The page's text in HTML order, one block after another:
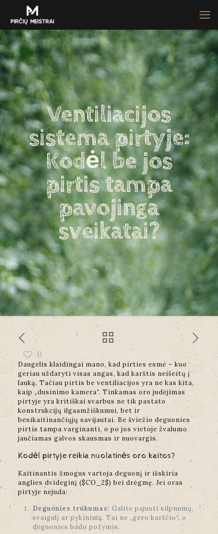
Ventiliacijos
sistema pirtyje:
Kodėl be jos
pirtis tampa
pavojinga
sveikatai?
0
Daugelis klaidingai mano, kad pirties esmė – kuo
geriau uždaryti visas angas, kad karštis neišeitų į
lauką. Tačiau pirtis be ventiliacijos yra ne kas kita,
kaip „dusinimo kamera“. Tinkamas oro judėjimas
pirtyje yra kritiškai svarbus ne tik pastato
konstrukcijų ilgaamžiškumui, bet ir
besikaitinančiųjų savijautai. Be šviežio deguonies
pirtis tampa varginanti, o po jos vietoje žvalumo
jaučiamas galvos skausmas ir nuovargis.
Kodėl pirtyje reikia nuolatinės oro kaitos?
Kaitinantis žmogus vartoja deguonį ir išskiria
anglies dvideginį ($CO_2$) bei drėgmę. Jei oras
pirtyje nejuda:
Deguonies trūkumas: Galite pajusti silpnumą,
svaigulį ar pykinimą. Tai ne „gero karščio“, o
deguonies bado požymis.